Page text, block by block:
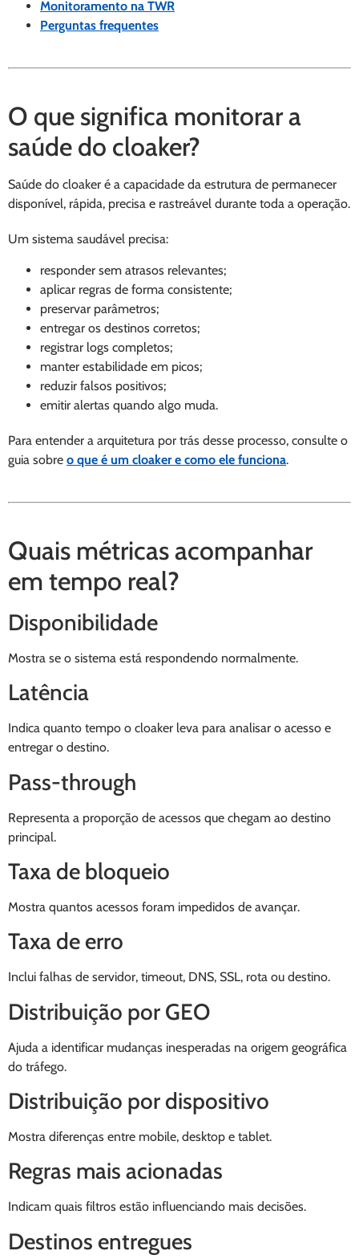
Monitoramento na TWR
Perguntas frequentes
O que significa monitorar a
saúde do cloaker?
Saúde do cloaker é a capacidade da estrutura de permanecer
disponível, rápida, precisa e rastreável durante toda a operação.
Um sistema saudável precisa:
responder sem atrasos relevantes;
aplicar regras de forma consistente;
preservar parâmetros;
entregar os destinos corretos;
registrar logs completos;
manter estabilidade em picos;
reduzir falsos positivos;
emitir alertas quando algo muda.
Para entender a arquitetura por trás desse processo, consulte o
guia sobre o que é um cloaker e como ele funciona.
Quais métricas acompanhar
em tempo real?
Disponibilidade
Mostra se o sistema está respondendo normalmente.
Latência
Indica quanto tempo o cloaker leva para analisar o acesso e
entregar o destino.
Pass-through
Representa a proporção de acessos que chegam ao destino
principal.
Taxa de bloqueio
Mostra quantos acessos foram impedidos de avançar.
Taxa de erro
Inclui falhas de servidor, timeout, DNS, SSL, rota ou destino.
Distribuição por GEO
Ajuda a identificar mudanças inesperadas na origem geográfica
do tráfego.
Distribuição por dispositivo
Mostra diferenças entre mobile, desktop e tablet.
Regras mais acionadas
Indicam quais filtros estão influenciando mais decisões.
Destinos entregues